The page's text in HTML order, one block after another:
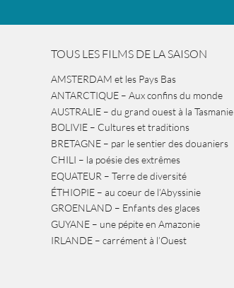
TOUS LES FILMS DE LA SAISON
AMSTERDAM et les Pays Bas
ANTARCTIQUE – Aux confins du monde
AUSTRALIE – du grand ouest à la Tasmanie
BOLIVIE – Cultures et traditions
BRETAGNE – par le sentier des douaniers
CHILI – la poésie des extrêmes
EQUATEUR – Terre de diversité
ÉTHIOPIE – au coeur de l’Abyssinie
GROENLAND – Enfants des glaces
GUYANE – une pépite en Amazonie
IRLANDE – carrément à l’Ouest